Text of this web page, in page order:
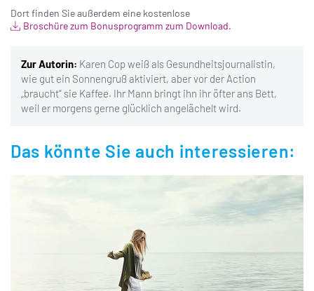
Dort finden Sie außerdem eine kostenlose
Broschüre zum Bonusprogramm zum Download.
Zur Autorin: Karen Cop weiß als Gesundheitsjournalistin,
wie gut ein Sonnengruß aktiviert, aber vor der Action
„braucht“ sie Kaffee. Ihr Mann bringt ihn ihr öfter ans Bett,
weil er morgens gerne glücklich angelächelt wird.
Das könnte Sie auch interessieren: